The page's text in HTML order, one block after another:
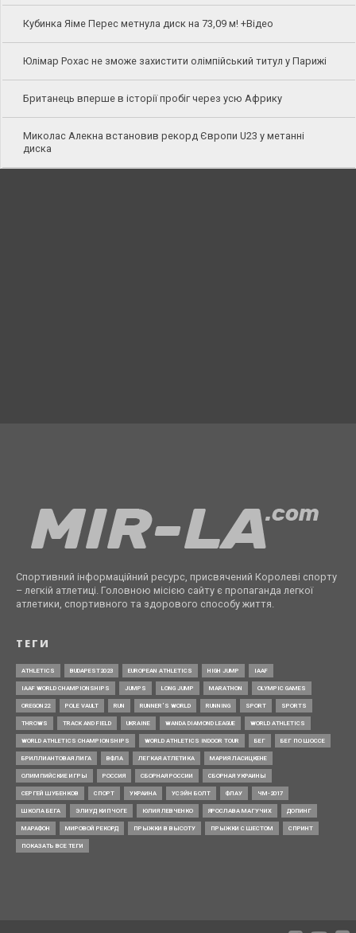
Кубинка Яіме Перес метнула диск на 73,09 м! +Відео
Юлімар Рохас не зможе захистити олімпійський титул у Парижі
Британець вперше в історії пробіг через усю Африку
Миколас Алекна встановив рекорд Європи U23 у метанні
диска
Спортивний інформаційний ресурс, присвячений Королеві спорту
– легкій атлетиці. Головною місією сайту є пропаганда легкої
атлетики, спортивного та здорового способу життя.
ТЕГИ
ATHLETICS BUDAPEST2023 EUROPEAN ATHLETICS HIGH JUMP IAAF
IAAF WORLD CHAMPIONSHIPS JUMPS LONG JUMP MARATHON OLYMPIC GAMES
OREGON22 POLE VAULT RUN RUNNER’S WORLD RUNNING SPORT SPORTS
THROWS TRACK AND FIELD UKRAINE WANDA DIAMOND LEAGUE WORLD ATHLETICS
WORLD ATHLETICS CHAMPIONSHIPS WORLD ATHLETICS INDOOR TOUR БЕГ БЕГ ПО ШОССЕ
БРИЛЛИАНТОВАЯ ЛИГА ВФЛА ЛЕГКАЯ АТЛЕТИКА МАРИЯ ЛАСИЦКЕНЕ
ОЛИМПИЙСКИЕ ИГРЫ РОССИЯ СБОРНАЯ РОССИИ СБОРНАЯ УКРАИНЫ
СЕРГЕЙ ШУБЕНКОВ СПОРТ УКРАИНА УСЭЙН БОЛТ ФЛАУ ЧМ-2017
ШКОЛА БЕГА ЭЛИУД КИПЧОГЕ ЮЛИЯ ЛЕВЧЕНКО ЯРОСЛАВА МАГУЧИХ ДОПИНГ
МАРАФОН МИРОВОЙ РЕКОРД ПРЫЖКИ В ВЫСОТУ ПРЫЖКИ С ШЕСТОМ СПРИНТ
ПОКАЗАТЬ ВСЕ ТЕГИ